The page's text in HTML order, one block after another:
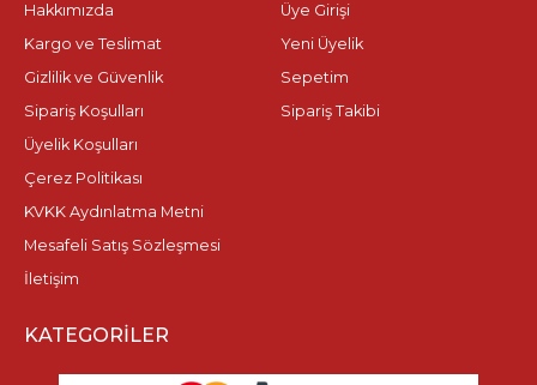
Hakkımızda
Kargo ve Teslimat
Gizlilik ve Güvenlik
Sipariş Koşulları
Üyelik Koşulları
Çerez Politikası
KVKK Aydınlatma Metni
Mesafeli Satış Sözleşmesi
İletişim
Üye Girişi
Yeni Üyelik
Sepetim
Sipariş Takibi
KATEGORILER